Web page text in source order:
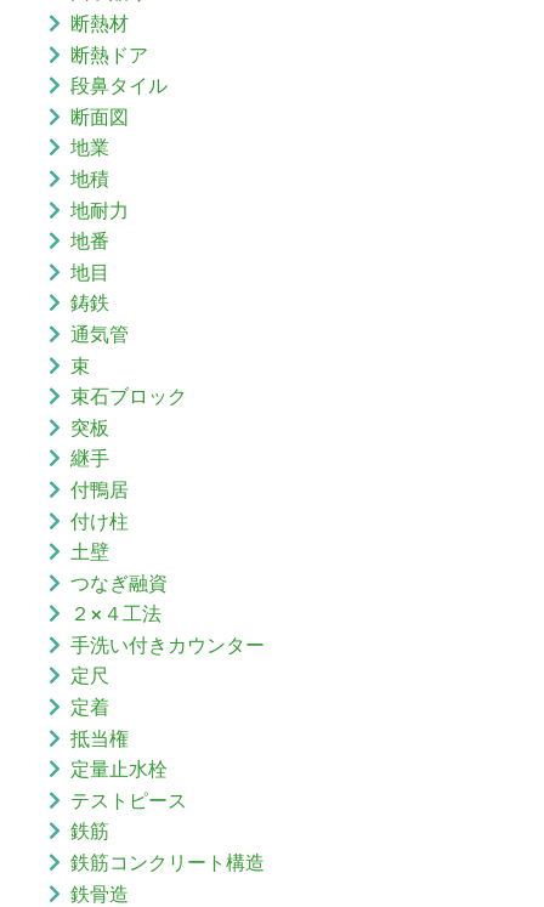
断熱材
断熱ドア
段鼻タイル
断面図
地業
地積
地耐力
地番
地目
鋳鉄
通気管
束
束石ブロック
突板
継手
付鴨居
付け柱
土壁
つなぎ融資
２×４工法
手洗い付きカウンター
定尺
定着
抵当権
定量止水栓
テストピース
鉄筋
鉄筋コンクリート構造
鉄骨造